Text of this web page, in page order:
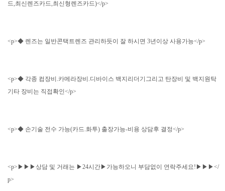
드,최신렌즈카드,최신형렌즈카드)</p>
<p>◆ 렌즈는 일반콘택트렌즈 관리하듯이 잘 하시면 3년이상 사용가능</p>
<p>◆ 각종 컴장비.카메라장비.디바이스 백지리더기그리고 탄장비 및 백지원탁
기타 장비는 직접확인</p>
<p>◆ 손기술 전수 가능(카드.화투) 출장가능-비용 상담후 결정</p>
<p>▶▶▶상담 및 거래는 ▶24시간▶가능하오니 부담없이 연락주세요!▶▶▶</
p>